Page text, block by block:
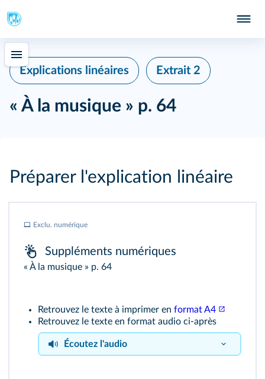
Explications linéaires Extrait 2
« À la musique » p. 64
Préparer l'explication linéaire
Exclu. numérique
Suppléments numériques
« À la musique » p. 64
Retrouvez le texte à imprimer en format A4
Retrouvez le texte en format audio ci-après
Écoutez l'audio